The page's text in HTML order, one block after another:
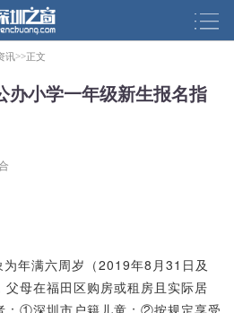
讯>>正文
办小学一年级新生报名指
年满六周岁（2019年8月31日及
母在福田区购房或租房且实际居
：①深圳市户籍儿童；②按规定享受